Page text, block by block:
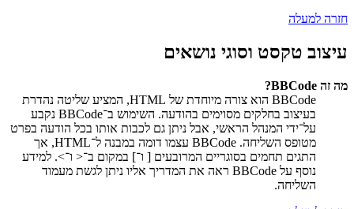
חזרה למעלה
עיצוב טקסט וסוגי נושאים
מה זה BBCode?
BBCode הוא צורה מיוחדת של HTML, המציע שליטה נהדרת
בעיצוב בחלקים מסוימים בהודעה. השימוש ב־BBCode נקבע
על־ידי המנהל הראשי, אבל ניתן גם לכבות אותו בכל הודעה בפרט
מטופס השליחה. BBCode עצמו דומה במבנה ל־HTML, אך
התגים תחמים בסוגריים המרובעים [ ו־] במקום ב־< ו־>. למידע
נוסף על BBCode ראה את המדריך אליו ניתן לגשת מעמוד
השליחה.